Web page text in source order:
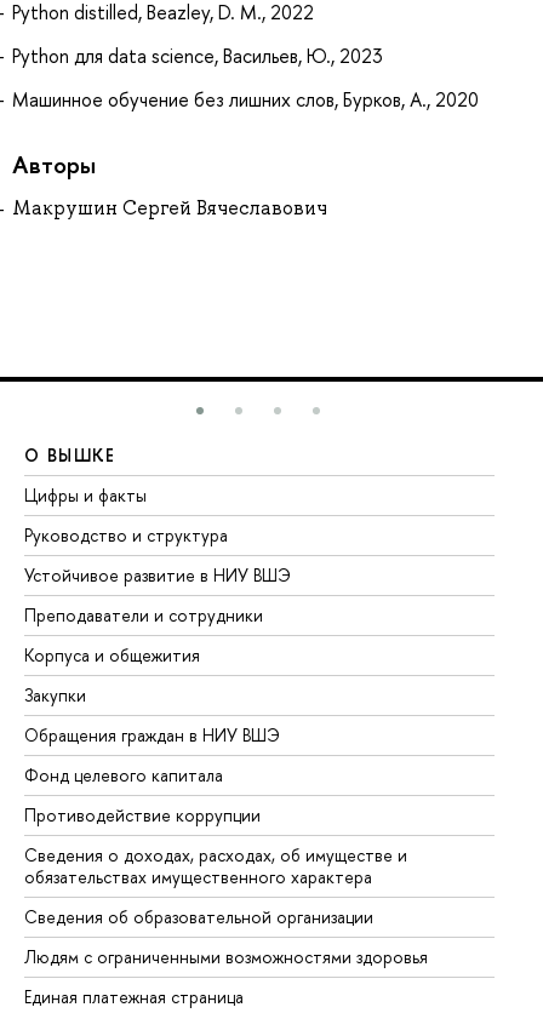
Python distilled, Beazley, D. M., 2022
Python для data science, Васильев, Ю., 2023
Машинное обучение без лишних слов, Бурков, А., 2020
Авторы
Макрушин Сергей Вячеславович
О ВЫШКЕ
Цифры и факты
Руководство и структура
Устойчивое развитие в НИУ ВШЭ
Преподаватели и сотрудники
Корпуса и общежития
Закупки
Обращения граждан в НИУ ВШЭ
Фонд целевого капитала
Противодействие коррупции
Сведения о доходах, расходах, об имуществе и
обязательствах имущественного характера
Сведения об образовательной организации
Людям с ограниченными возможностями здоровья
Единая платежная страница